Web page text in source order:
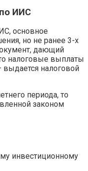
ИИС
основное
но не ранее 3-х
дающий
налоговые выплаты
налоговой
периода, то
законом
инвестиционному